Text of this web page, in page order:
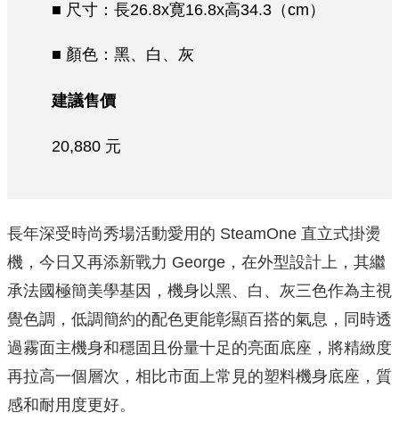
■ 尺寸：長26.8x寛16.8x高34.3（cm）
■ 顏色：黑、白、灰
建議售價
20,880 元
長年深受時尚秀場活動愛用的 SteamOne 直立式掛燙
機，今日又再添新戰力 George，在外型設計上，其繼
承法國極簡美學基因，機身以黑、白、灰三色作為主視
覺色調，低調簡約的配色更能彰顯百搭的氣息，同時透
過霧面主機身和穩固且份量十足的亮面底座，將精緻度
再拉高一個層次，相比市面上常見的塑料機身底座，質
感和耐用度更好。